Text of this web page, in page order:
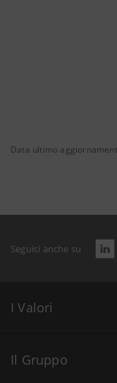
Data ultimo
Seguici anche su
I Valori
Il Gruppo